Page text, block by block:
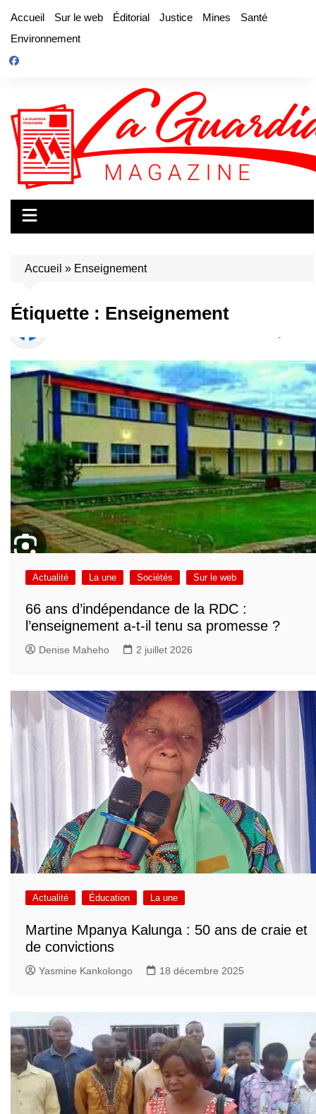
contenu
Accueil Sur le web Éditorial Justice Mines
Santé
Environnement
Accueil » Enseignement
Étiquette : Enseignement
Actualité La une Sociétés Sur le web
66 ans d’indépendance de la RDC :
l’enseignement a-t-il tenu sa promesse ?
Denise Maheho 2 juillet 2026
Actualité Éducation La une
Martine Mpanya Kalunga : 50 ans de craie et
de convictions
Yasmine Kankolongo 18 décembre 2025